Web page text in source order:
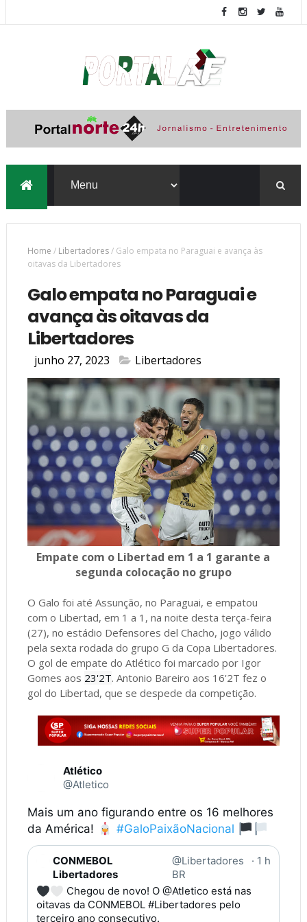
Home / Libertadores/ Galo empata no Paraguai e avança às
oitavas da Libertadores
Galo empata no Paraguai e
avança às oitavas da
Libertadores
junho 27, 2023 Libertadores
Empate com o Libertad em 1 a 1 garante a
segunda colocação no grupo
O Galo foi até Assunção, no Paraguai, e empatou
com o Libertad, em 1 a 1, na noite desta terça-feira
(27), no estádio Defensores del Chacho, jogo válido
pela sexta rodada do grupo G da Copa Libertadores.
O gol de empate do Atlético foi marcado por Igor
Gomes aos 23'2T. Antonio Bareiro aos 16'2T fez o
gol do Libertad, que se despede da competição.
Atlético
@Atletico
Mais um ano figurando entre os 16 melhores
da América!
#GaloPaixãoNacional
C
CONMEBOL
Libertadores
@Libertadores
BR
· 1 h
Chegou de novo! O@Atletico está nas
oitavas da CONMEBOL #Libertadores pelo
terceiro ano consecutivo.